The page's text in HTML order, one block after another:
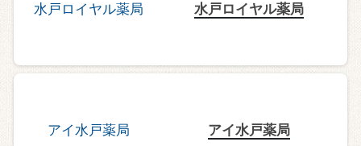
水戸ロイヤル薬局
アイ水戸薬局